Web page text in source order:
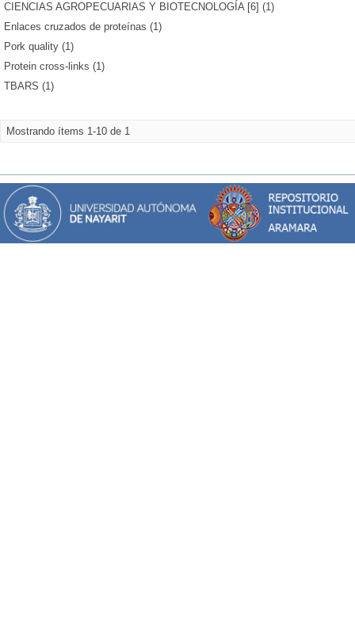
CIENCIAS AGROPECUARIAS Y BIOTECNOLOGÍA [6] (1)
Enlaces cruzados de proteínas (1)
Pork quality (1)
Protein cross-links (1)
TBARS (1)
Mostrando ítems 1-10 de 1